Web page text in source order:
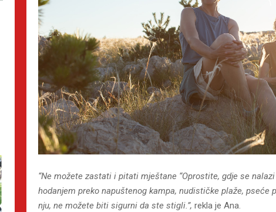
“Ne možete zastati i pitati mještane “Oprostite, gdje se nalazi
hodanjem preko napuštenog kampa, nudističke plaže, pseće
nju, ne možete biti sigurni da ste stigli.”, rekla je Ana.